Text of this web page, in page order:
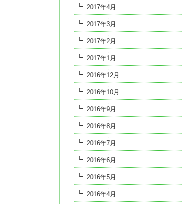
2017年4月
2017年3月
2017年2月
2017年1月
2016年12月
2016年10月
2016年9月
2016年8月
2016年7月
2016年6月
2016年5月
2016年4月